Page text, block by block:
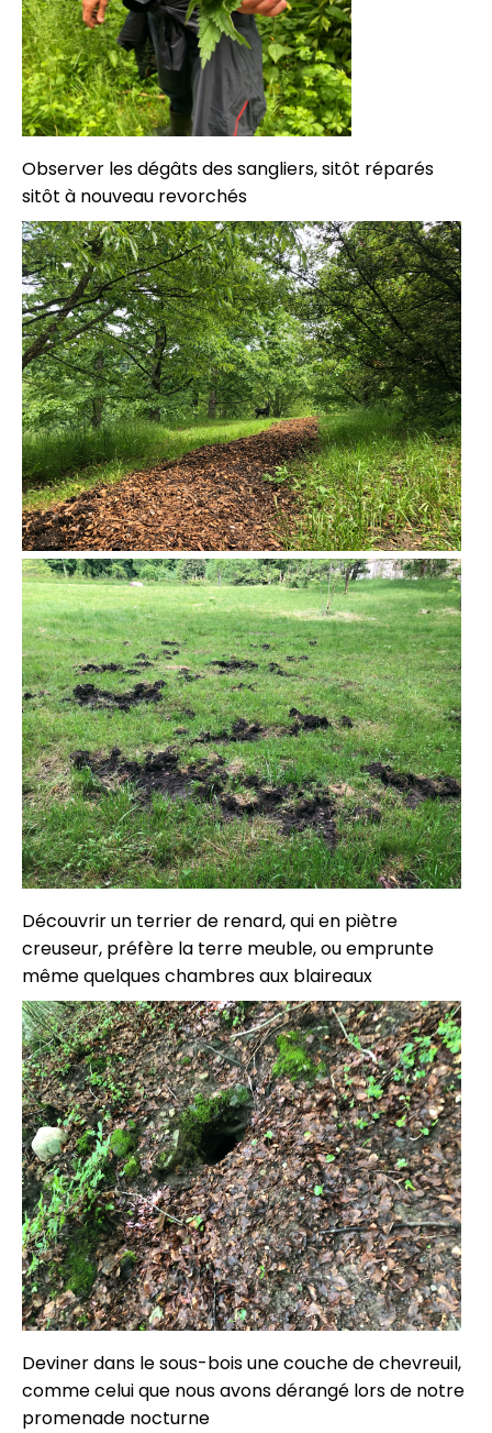
Observer les dégâts des sangliers, sitôt réparés
sitôt à nouveau revorchés
Découvrir un terrier de renard, qui en piètre
creuseur, préfère la terre meuble, ou emprunte
même quelques chambres aux blaireaux
Deviner dans le sous-bois une couche de chevreuil,
comme celui que nous avons dérangé lors de notre
promenade nocturne